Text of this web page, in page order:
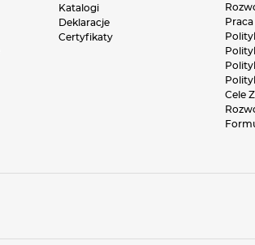
Katalogi
Deklaracje
Certyfikaty
Praca
Cele